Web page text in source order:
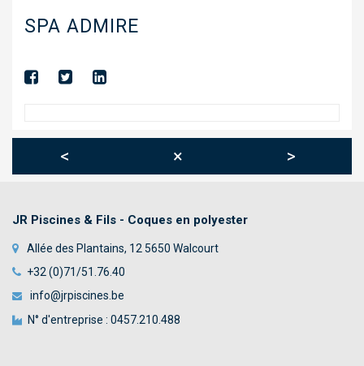
TRAITEMENT AUTOMATIQUE DE L’EAU
CHAUFFAGE
BÂCHE À BARRES
SPA ADMIRE
< × >
JR Piscines & Fils - Coques en polyester
Allée des Plantains, 12 5650 Walcourt
+32 (0)71/51.76.40
info@jrpiscines.be
N° d'entreprise : 0457.210.488